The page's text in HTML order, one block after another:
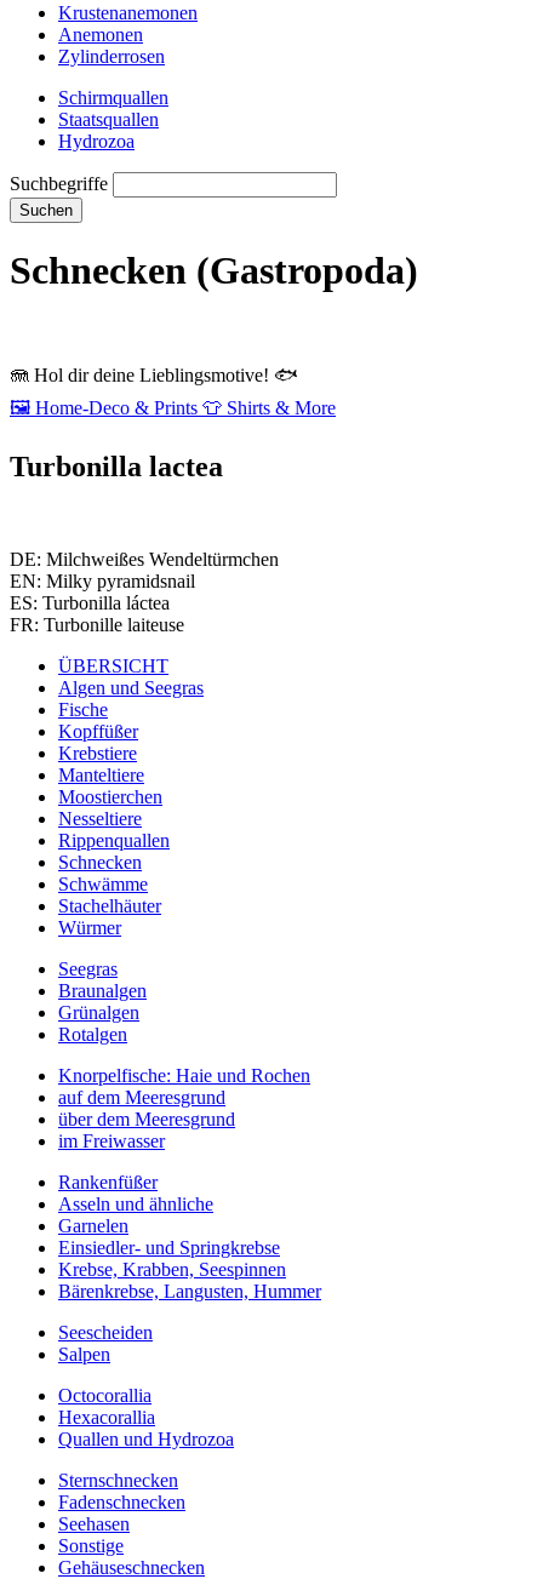
Krustenanemonen
Anemonen
Zylinderrosen
Schirmquallen
Staatsquallen
Hydrozoa
Suchbegriffe
Suchen
Schnecken (Gastropoda)
🪼 Hol dir deine Lieblingsmotive! 🐟
🖼️ Home‑Deco & Prints 👕 Shirts & More
Turbonilla lactea
DE: Milchweißes Wendeltürmchen
EN: Milky pyramidsnail
ES: Turbonilla láctea
FR: Turbonille laiteuse
ÜBERSICHT
Algen und Seegras
Fische
Kopffüßer
Krebstiere
Manteltiere
Moostierchen
Nesseltiere
Rippenquallen
Schnecken
Schwämme
Stachelhäuter
Würmer
Seegras
Braunalgen
Grünalgen
Rotalgen
Knorpelfische: Haie und Rochen
auf dem Meeresgrund
über dem Meeresgrund
im Freiwasser
Rankenfüßer
Asseln und ähnliche
Garnelen
Einsiedler- und Springkrebse
Krebse, Krabben, Seespinnen
Bärenkrebse, Langusten, Hummer
Seescheiden
Salpen
Octocorallia
Hexacorallia
Quallen und Hydrozoa
Sternschnecken
Fadenschnecken
Seehasen
Sonstige
Gehäuseschnecken